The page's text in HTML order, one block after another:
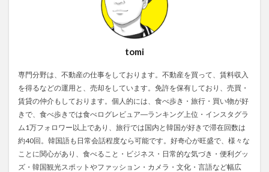
tomi
専門分野は、不動産の仕事をしております。不動産を買って、賃料収入
を得るなどの運用と、売却をしています。免許を保有しており、売買・
賃貸の仲介もしております。個人的には、食べ歩き・旅行・買い物が好
きで、食べ歩きでは食べログレビュア―ランキング上位・インスタグラ
ム1万フォロワー以上であり、旅行では国内と韓国が好きで滞在回数は
約40回。韓国語も日常会話程度なら可能です。好奇心が旺盛で、様々な
ことに関心があり、食べること・ビジネス・日常的な気づき・便利グッ
ズ・韓国観光スポットやファッション・カメラ・文化・言語など幅広